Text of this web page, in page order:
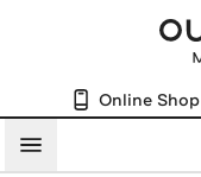
Online Shop
Menü